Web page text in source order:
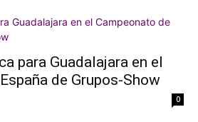
para Guadalajara en el
de Grupos-Show
0